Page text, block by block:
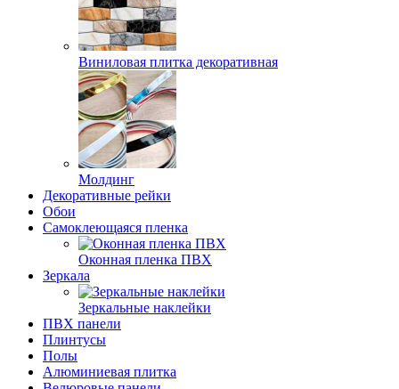
Виниловая плитка декоративная
Молдинг
Декоративные рейки
Обои
Самоклеющаяся пленка
Оконная пленка ПВХ
Зеркала
Зеркальные наклейки
ПВХ панели
Плинтусы
Полы
Алюминиевая плитка